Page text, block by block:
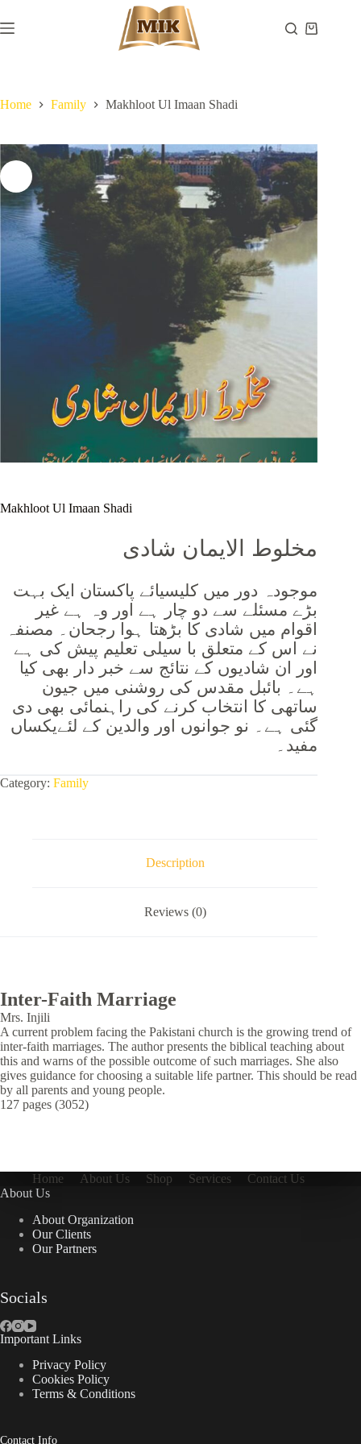
to
content
Shopping
Home Family Makhloot Ul Imaan Shadi
Makhloot Ul Imaan Shadi
مخلوط الایمان شادی
موجودہ دور میں کلیسیائے پاکستان ایک بہت
بڑے مسئلے سے دو چار ہے اور وہ ہے غیر
اقوام میں شادی کا بڑھتا ہوا رجحان۔ مصنفہ
نے اس کے متعلق با سیلی تعلیم پیش کی ہے
اور ان شادیوں کے نتائج سے خبر دار بھی کیا
ہے۔ بائبل مقدس کی روشنی میں جیون
ساتھی کا انتخاب کرنے کی راہنمائی بھی دی
گئی ہے۔ نو جوانوں اور والدین کے لئےیکساں
مفید۔
Category: Family
Description
Reviews (0)
Inter-Faith Marriage
Mrs. Injili
A current problem facing the Pakistani church is the growing trend of
inter-faith marriages. The author presents the biblical teaching about
this and warns of the possible outcome of such marriages. She also
gives guidance for choosing a suitable life partner. This should be read
by all parents and young people.
127 pages (3052)
Home About Us Shop Services
Contact Us
About Us
About Organization
Our Clients
Our Partners
Socials
Important Links
Privacy Policy
Cookies Policy
Terms & Conditions
Contact Info